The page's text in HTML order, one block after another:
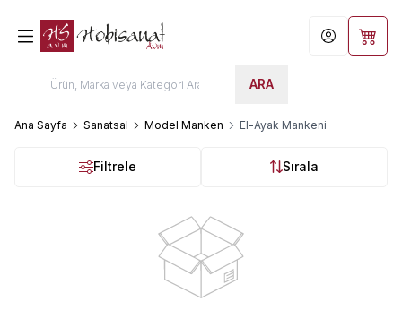
ARA
Hesabım
Ana Sayfa Sanatsal Model Manken El-Ayak Mankeni
Filtrele Sırala